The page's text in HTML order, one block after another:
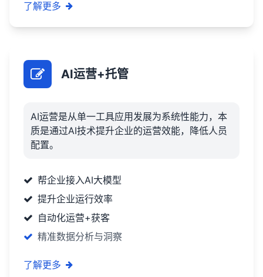
了解更多
AI运营+托管
AI运营是从单一工具应用发展为系统性能力，本
质是通过AI技术提升企业的运营效能，降低人员
配置。
帮企业接入AI大模型
提升企业运行效率
自动化运营+获客
精准数据分析与洞察
了解更多